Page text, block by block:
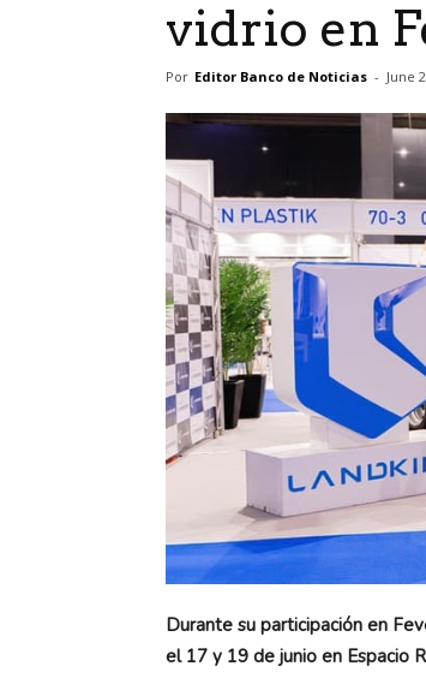
vidrio en
Por Editor Banco de Noticias - June
Durante su participación en
el 17 y 19 de junio en Espacio